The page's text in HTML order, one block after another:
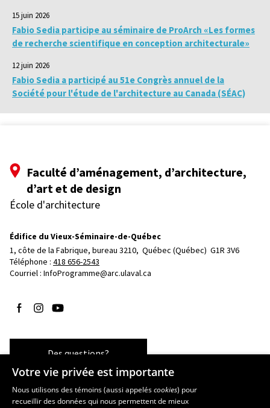
15 juin 2026
Fabio Sedia participe au séminaire de ProArch «Les formes
de recherche scientifique en conception architecturale»
12 juin 2026
Fabio Sedia a participé au 51e Congrès annuel de la
Société pour l'étude de l'architecture au Canada (SÉAC)
Faculté d’aménagement, d’architecture,
d’art et de design
École d'architecture
Édifice du Vieux-Séminaire-de-Québec
1, côte de la Fabrique, bureau 3210, Québec (Québec)  G1R 3V6
Téléphone : 418 656-2543
Courriel : InfoProgramme@arc.ulaval.ca
Suivez-nous sur Facebook
Suivez-nous sur Instagram
Suivez-nous sur YouTube
Des questions?
Les écoles et la recherche
Votre vie privée est importante
Nous utilisons des témoins (aussi appeléscookies) pour
recueillir des données qui nous permettent de mieux